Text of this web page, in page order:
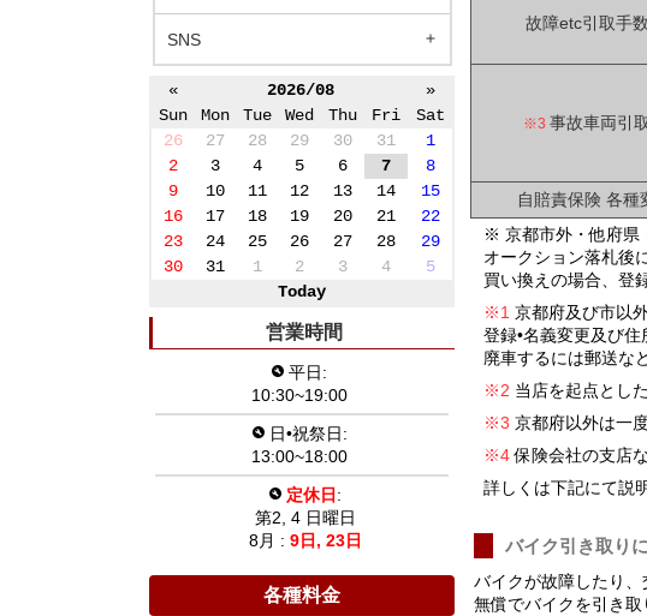
故障etc引取手
事故車両引
自賠責保険 各種
※京都市外・他府県
オークション落札後
買い換えの場合、登
京都府及び市以
登録•名義変更及び
廃車するには郵送な
当店を起点とし
京都府以外は一
保険会社の支店
詳しくは下記にて説
バイク引き取り
バイクが故障したり、
無償でバイクを引き
SNS
« 2026/08
»
Sun
Mon Tue Wed Thu Fri
Sat
26
27 28 29 30 31
1
2
3 4 5 6 7
8
9
10 11 12 13 14
15
16
17 18 19 20 21
22
23
24 25 26 27 28
29
30
31 1 2 3 4
5
Today
営業時間
平日:
10:30~19:00
日•祝祭日:
13:00~18:00
定休日 :
第2, 4 日曜日
8月 : 9日, 23日
各種料金